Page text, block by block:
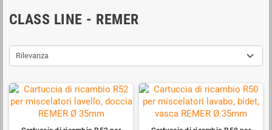
CLASS LINE - REMER
Rilevanza